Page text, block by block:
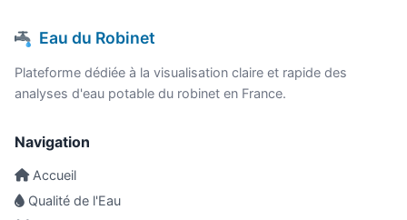
Eau du Robinet
Plateforme dédiée à la visualisation claire et rapide des
analyses d'eau potable du robinet en France.
Navigation
Accueil
Qualité de l'Eau